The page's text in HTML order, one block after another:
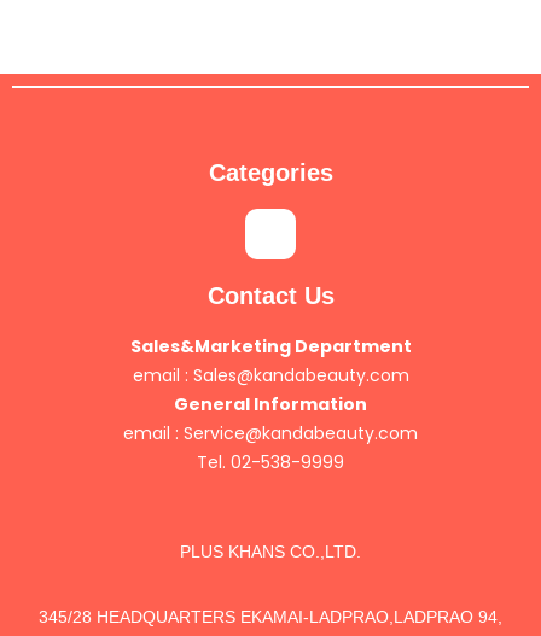
Categories
Contact Us
Sales&Marketing Department
email : Sales@kandabeauty.com
General Information
email : Service@kandabeauty.com
Tel. 02-538-9999
PLUS KHANS CO.,LTD.
345/28 HEADQUARTERS EKAMAI-LADPRAO,LADPRAO 94,